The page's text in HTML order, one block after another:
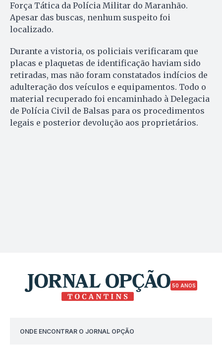
Força Tática da Polícia Militar do Maranhão.
Apesar das buscas, nenhum suspeito foi
localizado.
Durante a vistoria, os policiais verificaram que
placas e plaquetas de identificação haviam sido
retiradas, mas não foram constatados indícios de
adulteração dos veículos e equipamentos. Todo o
material recuperado foi encaminhado à Delegacia
de Polícia Civil de Balsas para os procedimentos
legais e posterior devolução aos proprietários.
50 ANOS
ONDE ENCONTRAR O JORNAL OPÇÃO